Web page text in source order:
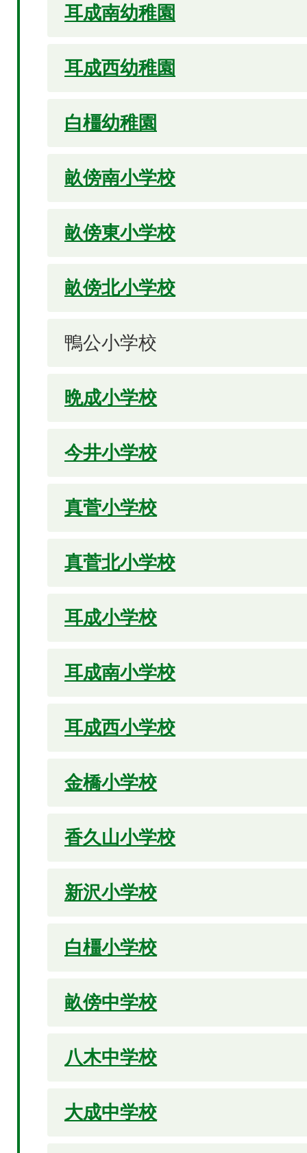
耳成南幼稚園
耳成西幼稚園
白橿幼稚園
畝傍南小学校
畝傍東小学校
畝傍北小学校
鴨公小学校
晩成小学校
今井小学校
真菅小学校
真菅北小学校
耳成小学校
耳成南小学校
耳成西小学校
金橋小学校
香久山小学校
新沢小学校
白橿小学校
畝傍中学校
八木中学校
大成中学校